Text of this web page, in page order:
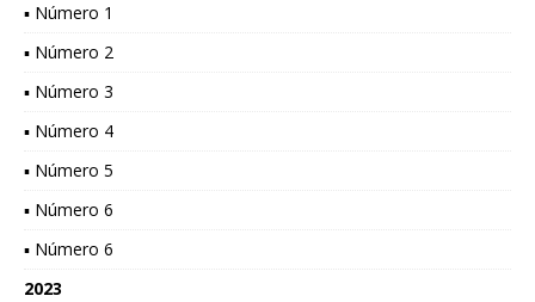
▪ Número 1
▪ Número 2
▪ Número 3
▪ Número 4
▪ Número 5
▪ Número 6
▪ Número 6
2023